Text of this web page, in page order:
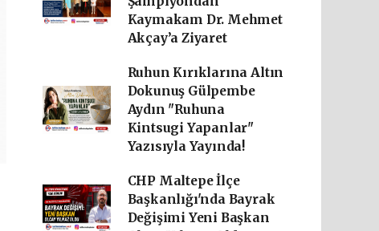
Kaymakam Dr. Mehmet
Akçay’a Ziyaret
Ruhun Kırıklarına Altın
Dokunuş Gülpembe
Aydın "Ruhuna
Kintsugi Yapanlar"
Yazısıyla Yayında!
CHP Maltepe İlçe
Başkanlığı'nda Bayrak
Değişimi Yeni Başkan